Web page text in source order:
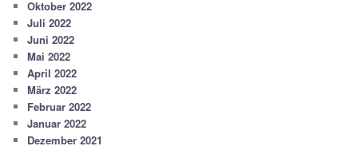
Oktober 2022
Juli 2022
Juni 2022
Mai 2022
April 2022
März 2022
Februar 2022
Januar 2022
Dezember 2021